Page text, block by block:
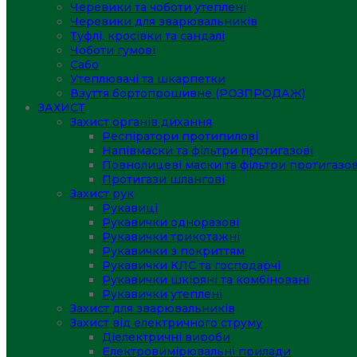
Черевики та чоботи утеплені
Черевики для зварювальників
Туфлі, кросівки та сандалі
Чоботи гумові
Сабо
Утеплювачі та шкарпетки
Взуття бортопрошивне (РОЗПРОДАЖ)
ЗАХИСТ
Захист органів дихання
Респіратори протипилові
Напівмаски та фільтри протигазові
Повнолицеві маски та фільтри
Протигази шлангові
Захист рук
Рукавиці
Рукавички одноразові
Рукавички трикотажні
Рукавички з покриттям
Рукавички КЛС та господарчі
Рукавички шкіряні та комбіновані
Рукавички утеплені
Захист для зварювальників
Захист від електричного струму
Діелектричні вироби
Електровимірювальні прилади